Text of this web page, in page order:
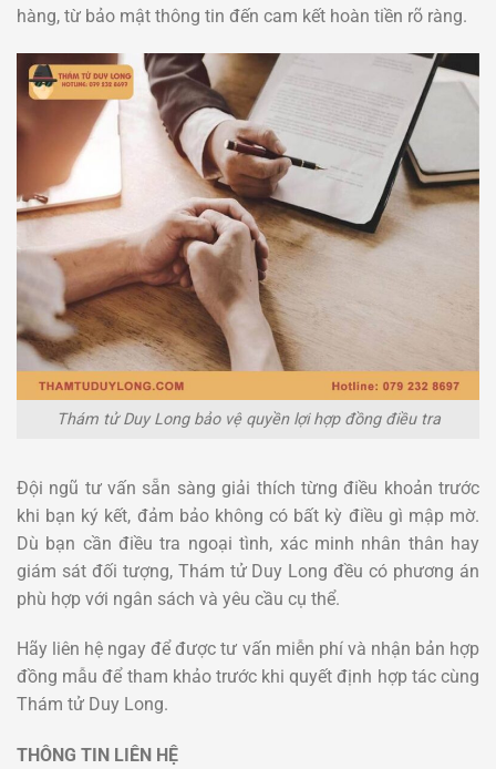
hàng, từ bảo mật thông tin đến cam kết hoàn tiền rõ ràng.
Thám tử Duy Long bảo vệ quyền lợi hợp đồng điều tra
Đội ngũ tư vấn sẵn sàng giải thích từng điều khoản trước
khi bạn ký kết, đảm bảo không có bất kỳ điều gì mập mờ.
Dù bạn cần điều tra ngoại tình, xác minh nhân thân hay
giám sát đối tượng, Thám tử Duy Long đều có phương án
phù hợp với ngân sách và yêu cầu cụ thể.
Hãy liên hệ ngay để được tư vấn miễn phí và nhận bản hợp
đồng mẫu để tham khảo trước khi quyết định hợp tác cùng
Thám tử Duy Long.
THÔNG TIN LIÊN HỆ